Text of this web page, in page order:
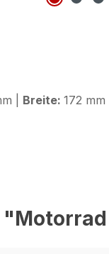
| Breite: 172 mm |